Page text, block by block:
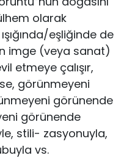
olarak
eşliğinde de
imge (veya sanat)
etmeye çalışır,
görünme­yeni
görünende
görünende
stili- zasyonuyla,
vs.